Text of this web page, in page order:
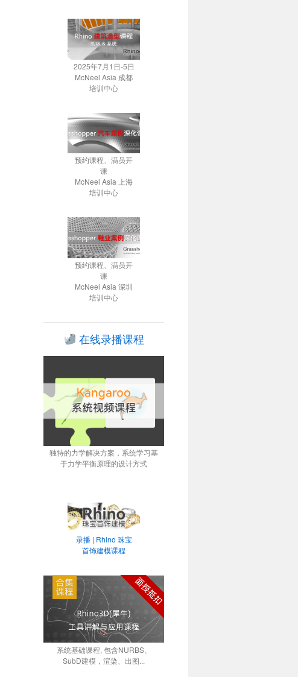
2025年7月1日-5日
McNeel Asia 成都
培训中心
预约课程、满员开
课
McNeel Asia 上海
培训中心
预约课程、满员开
课
McNeel Asia 深圳
培训中心
在线录播课程
独特的力学解决方案，系统学习基
于力学平衡原理的设计方式
录播 | Rhino 珠宝
首饰建模课程
系统基础课程, 包含NURBS、
SubD建模，渲染、出图...